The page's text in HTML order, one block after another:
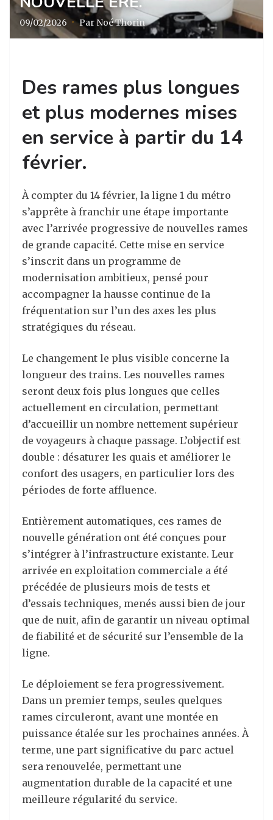
09/02/2026 · Par Noé Thorin
Des rames plus longues
et plus modernes mises
en service à partir du 14
février.
À compter du 14 février, la ligne 1 du métro
s’apprête à franchir une étape importante
avec l’arrivée progressive de nouvelles rames
de grande capacité. Cette mise en service
s’inscrit dans un programme de
modernisation ambitieux, pensé pour
accompagner la hausse continue de la
fréquentation sur l’un des axes les plus
stratégiques du réseau.
Le changement le plus visible concerne la
longueur des trains. Les nouvelles rames
seront deux fois plus longues que celles
actuellement en circulation, permettant
d’accueillir un nombre nettement supérieur
de voyageurs à chaque passage. L’objectif est
double : désaturer les quais et améliorer le
confort des usagers, en particulier lors des
périodes de forte affluence.
Entièrement automatiques, ces rames de
nouvelle génération ont été conçues pour
s’intégrer à l’infrastructure existante. Leur
arrivée en exploitation commerciale a été
précédée de plusieurs mois de tests et
d’essais techniques, menés aussi bien de jour
que de nuit, afin de garantir un niveau optimal
de fiabilité et de sécurité sur l’ensemble de la
ligne.
Le déploiement se fera progressivement.
Dans un premier temps, seules quelques
rames circuleront, avant une montée en
puissance étalée sur les prochaines années. À
terme, une part significative du parc actuel
sera renouvelée, permettant une
augmentation durable de la capacité et une
meilleure régularité du service.